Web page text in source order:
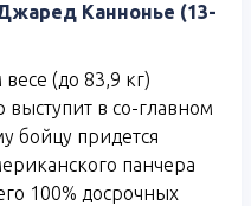
Каннонье (13-
(до 83,9 кг)
выступит в со-главном
бойцу придется
панчера
100% досрочных